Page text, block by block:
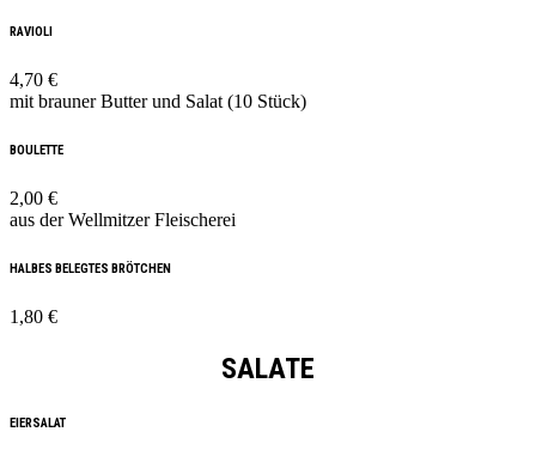
RAVIOLI
4,70 €
mit brauner Butter und Salat (10 Stück)
BOULETTE
2,00 €
aus der Wellmitzer Fleischerei
HALBES BELEGTES BRÖTCHEN
1,80 €
SALATE
EIERSALAT